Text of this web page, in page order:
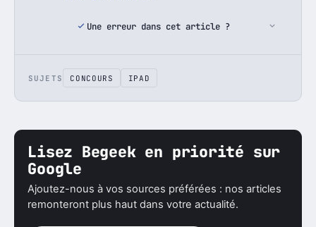
Une erreur dans cet article ?
SUJETS CONCOURS IPAD
Lisez Begeek en priorité sur
Google
Ajoutez-nous à vos sources préférées : nos articles
remonteront plus haut dans votre actualité.